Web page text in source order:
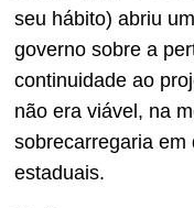
seu hábito) abriu
governo sobre a
continuidade ao
não era viável, na
sobrecarregaria em
estaduais.